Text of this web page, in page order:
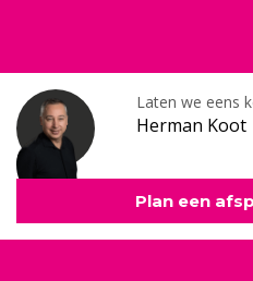
Herman Koot
Laten we eens
Plan een